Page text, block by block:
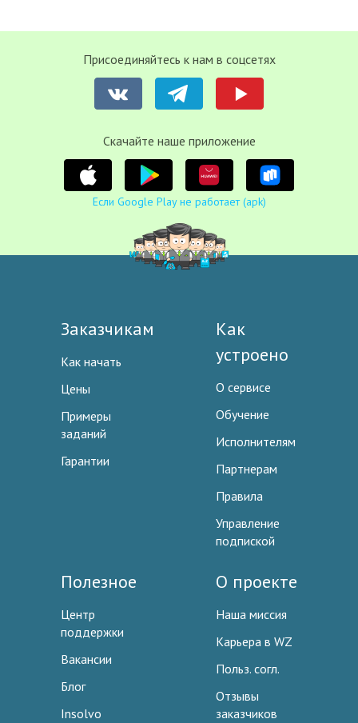
Присоединяйтесь к нам в соцсетях
Cкачайте наше приложение
Если Google Play не работает (apk)
Заказчикам
Как начать
Цены
Примеры
заданий
Гарантии
Как
устроено
О сервисе
Обучение
Исполнителям
Партнерам
Правила
Управление
подпиской
Полезное
Центр
поддержки
Вакансии
Блог
Insolvo
О проекте
Наша миссия
Карьера в WZ
Польз. согл.
Отзывы
заказчиков